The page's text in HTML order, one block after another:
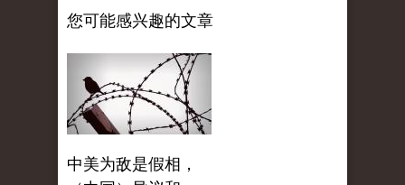
您可能感兴趣的文章
中美为敌是假相，